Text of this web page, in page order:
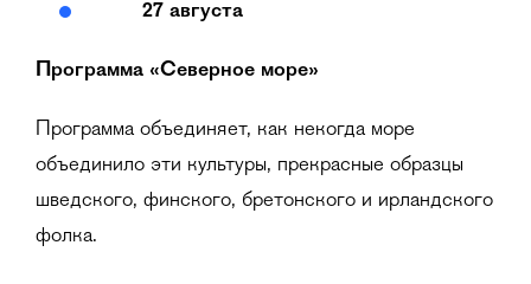
27 августа
Программа «Северное море»
Программа объединяет, как некогда море
объединило эти культуры, прекрасные образцы
шведского, финского, бретонского и ирландского
фолка.